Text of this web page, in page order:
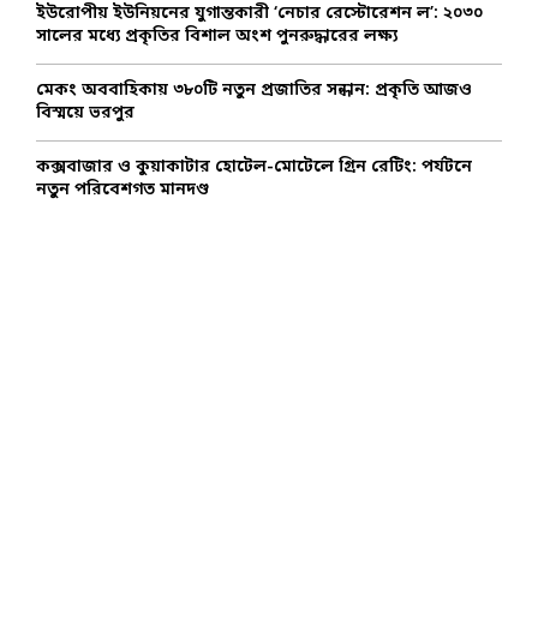
ইউরোপীয় ইউনিয়নের যুগান্তকারী ‘নেচার রেস্টোরেশন ল’: ২০৩০
সালের মধ্যে প্রকৃতির বিশাল অংশ পুনরুদ্ধারের লক্ষ্য
মেকং অববাহিকায় ৩৮০টি নতুন প্রজাতির সন্ধান: প্রকৃতি আজও
বিস্ময়ে ভরপুর
কক্সবাজার ও কুয়াকাটার হোটেল-মোটেলে গ্রিন রেটিং: পর্যটনে
নতুন পরিবেশগত মানদণ্ড